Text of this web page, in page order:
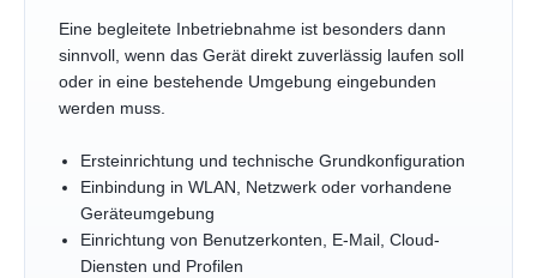
Eine begleitete Inbetriebnahme ist besonders dann
sinnvoll, wenn das Gerät direkt zuverlässig laufen soll
oder in eine bestehende Umgebung eingebunden
werden muss.
Ersteinrichtung und technische Grundkonfiguration
Einbindung in WLAN, Netzwerk oder vorhandene
Geräteumgebung
Einrichtung von Benutzerkonten, E-Mail, Cloud-
Diensten und Profilen